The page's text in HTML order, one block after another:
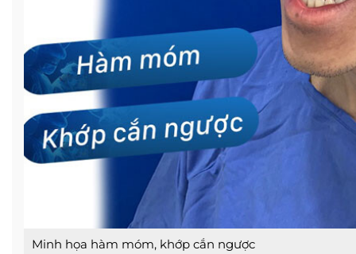
Minh họa hàm móm, khớp cắn ngược